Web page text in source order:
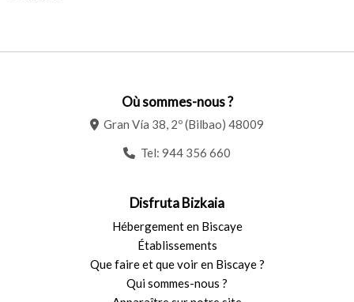
Où sommes-nous ?
Gran Vía 38, 2º (Bilbao) 48009
Tel: 944 356 660
Disfruta Bizkaia
Hébergement en Biscaye
Établissements
Que faire et que voir en Biscaye ?
Qui sommes-nous ?